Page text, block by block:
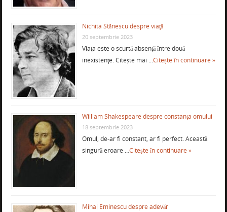
Nichita Stănescu despre viaţă
20 septembrie 2023
Viaţa este o scurtă absenţă între două
inexistenţe. Citește mai …Citește în continuare »
William Shakespeare despre constanţa omului
18 septembrie 2023
Omul, de-ar fi constant, ar fi perfect. Această
singură eroare …Citește în continuare »
Mihai Eminescu despre adevăr